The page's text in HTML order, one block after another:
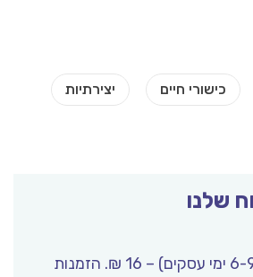
קרובה לביתך (6-9 ימי עסקים) – 16 ₪. הזמנות